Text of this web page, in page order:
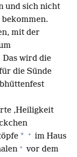
und sich nicht
mit der
Das wird die
die Sünde
‚Heiligkeit
* + im Haus
+ vor dem